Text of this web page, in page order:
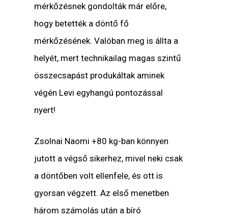
mérkőzésnek gondolták már előre,
hogy betették a döntő fő
mérkőzésének. Valóban meg is állta a
helyét, mert technikailag magas szintű
összecsapást produkáltak aminek
végén Levi egyhangú pontozással
nyert!
Zsolnai Naomi +80 kg-ban könnyen
jutott a végső sikerhez, mivel neki csak
a döntőben volt ellenfele, és ott is
gyorsan végzett. Az első menetben
három számolás után a bíró